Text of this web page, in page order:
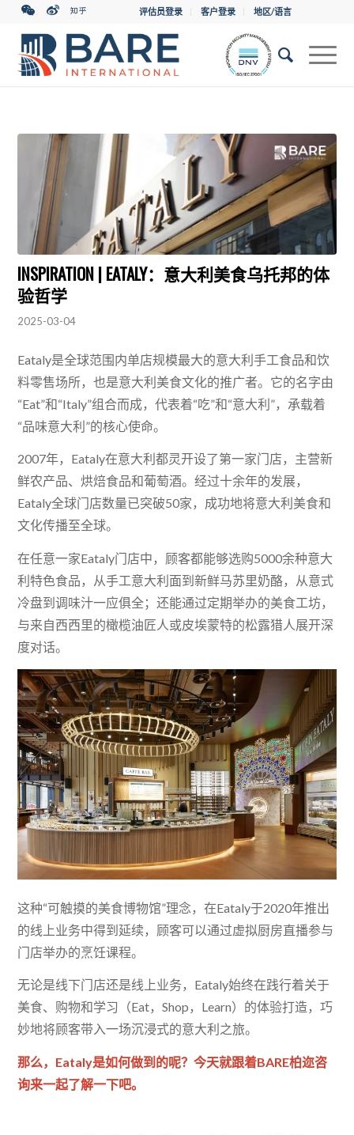
评估员登录 客户登录 地区/语言
INSPIRATION | EATALY：意大利美食乌托邦的体
验哲学
2025-03-04
Eataly是全球范围内单店规模最大的意大利手工食品和饮
料零售场所，也是意大利美食文化的推广者。它的名字由
“Eat”和“Italy”组合而成，代表着“吃”和“意大利”，承载着
“品味意大利”的核心使命。
2007年，Eataly在意大利都灵开设了第一家门店，主营新
鲜农产品、烘焙食品和葡萄酒。经过十余年的发展，
Eataly全球门店数量已突破50家，成功地将意大利美食和
文化传播至全球。
在任意一家Eataly门店中，顾客都能够选购5000余种意大
利特色食品，从手工意大利面到新鲜马苏里奶酪，从意式
冷盘到调味汁一应俱全；还能通过定期举办的美食工坊，
与来自西西里的橄榄油匠人或皮埃蒙特的松露猎人展开深
度对话。
这种“可触摸的美食博物馆”理念，在Eataly于2020年推出
的线上业务中得到延续，顾客可以通过虚拟厨房直播参与
门店举办的烹饪课程。
无论是线下门店还是线上业务，Eataly始终在践行着关于
美食、购物和学习（Eat，Shop，Learn）的体验打造，巧
妙地将顾客带入一场沉浸式的意大利之旅。
那么，Eataly是如何做到的呢？今天就跟着BARE柏迩咨
询来一起了解一下吧。